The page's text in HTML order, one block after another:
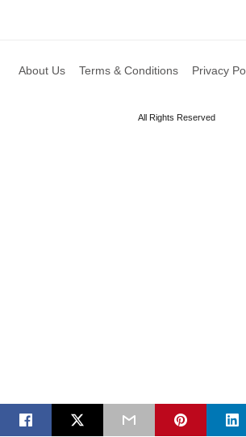
About Us Terms & Conditions Privacy
All Rights Reserved